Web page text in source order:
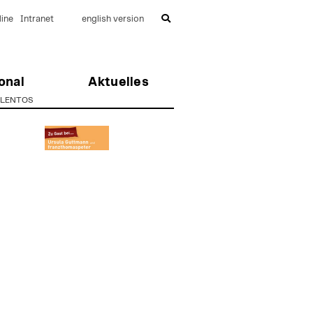
Aktuelles
Intranet english version